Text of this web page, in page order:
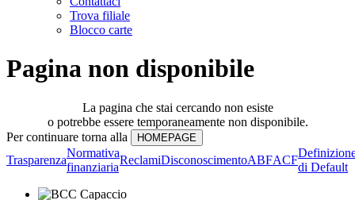
Trova filiale
Blocco carte
Pagina non disponibile
La pagina che stai cercando non esiste
o potrebbe essere temporaneamente non disponibile.
Per continuare torna alla
Trasparenza
Normativa
finanziaria
ReclamiDisconoscimentoABFACF
di Default